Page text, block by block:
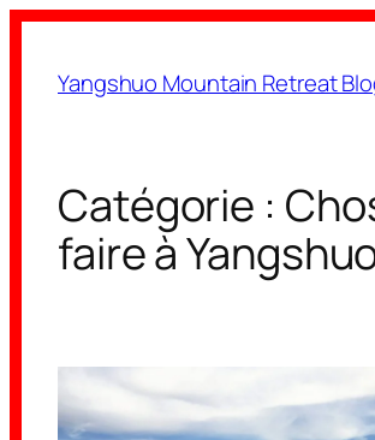
contenu
Yangshuo Mountain Retreat
Catégorie :
faire à